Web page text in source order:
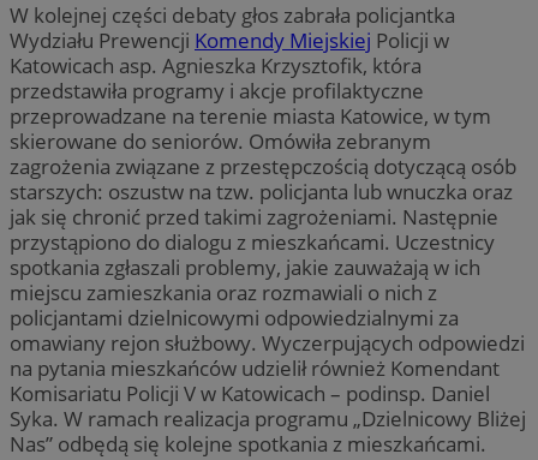
W kolejnej części debaty głos zabrała policjantka
Wydziału Prewencji Komendy Miejskiej Policji w
Katowicach asp. Agnieszka Krzysztofik, która
przedstawiła programy i akcje profilaktyczne
przeprowadzane na terenie miasta Katowice, w tym
skierowane do seniorów. Omówiła zebranym
zagrożenia związane z przestępczością dotyczącą osób
starszych: oszustw na tzw. policjanta lub wnuczka oraz
jak się chronić przed takimi zagrożeniami. Następnie
przystąpiono do dialogu z mieszkańcami. Uczestnicy
spotkania zgłaszali problemy, jakie zauważają w ich
miejscu zamieszkania oraz rozmawiali o nich z
policjantami dzielnicowymi odpowiedzialnymi za
omawiany rejon służbowy. Wyczerpujących odpowiedzi
na pytania mieszkańców udzielił również Komendant
Komisariatu Policji V w Katowicach – podinsp. Daniel
Syka. W ramach realizacja programu „Dzielnicowy Bliżej
Nas” odbędą się kolejne spotkania z mieszkańcami.